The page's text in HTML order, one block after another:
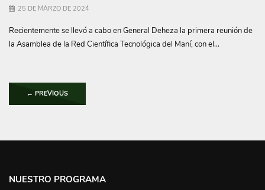
25 DE MARZO DE 2024
Recientemente se llevó a cabo en General Deheza la primera reunión de
la Asamblea de la Red Científica Tecnológica del Maní, con el...
← PREVIOUS
NUESTRO PROGRAMA